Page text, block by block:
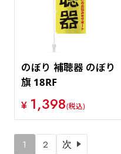
のぼり 補聴器 のぼり
旗 18RF
¥ 1,398(税込)
1 2 次